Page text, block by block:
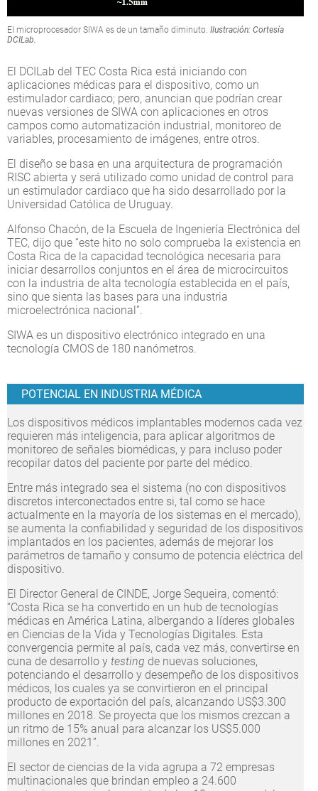
El microprocesador SIWA es de un tamaño diminuto. Ilustración: Cortesía
DCILab.
El DCILab del TEC Costa Rica está iniciando con
aplicaciones médicas para el dispositivo, como un
estimulador cardiaco; pero, anuncian que podrían crear
nuevas versiones de SIWA con aplicaciones en otros
campos como automatización industrial, monitoreo de
variables, procesamiento de imágenes, entre otros.
El diseño se basa en una arquitectura de programación
RISC abierta y será utilizado como unidad de control para
un estimulador cardiaco que ha sido desarrollado por la
Universidad Católica de Uruguay.
Alfonso Chacón, de la Escuela de Ingeniería Electrónica del
TEC, dijo que “este hito no solo comprueba la existencia en
Costa Rica de la capacidad tecnológica necesaria para
iniciar desarrollos conjuntos en el área de microcircuitos
con la industria de alta tecnología establecida en el país,
sino que sienta las bases para una industria
microelectrónica nacional”.
SIWA es un dispositivo electrónico integrado en una
tecnología CMOS de 180 nanómetros.
POTENCIAL EN INDUSTRIA MÉDICA
Los dispositivos médicos implantables modernos cada vez
requieren más inteligencia, para aplicar algoritmos de
monitoreo de señales biomédicas, y para incluso poder
recopilar datos del paciente por parte del médico.
Entre más integrado sea el sistema (no con dispositivos
discretos interconectados entre si, tal como se hace
actualmente en la mayoría de los sistemas en el mercado),
se aumenta la confiabilidad y seguridad de los dispositivos
implantados en los pacientes, además de mejorar los
parámetros de tamaño y consumo de potencia eléctrica del
dispositivo.
El Director General de CINDE, Jorge Sequeira, comentó:
“Costa Rica se ha convertido en un hub de tecnologías
médicas en América Latina, albergando a líderes globales
en Ciencias de la Vida y Tecnologías Digitales. Esta
convergencia permite al país, cada vez más, convertirse en
cuna de desarrollo y testing de nuevas soluciones,
potenciando el desarrollo y desempeño de los dispositivos
médicos, los cuales ya se convirtieron en el principal
producto de exportación del país, alcanzando US$3.300
millones en 2018. Se proyecta que los mismos crezcan a
un ritmo de 15% anual para alcanzar los US$5.000
millones en 2021”.
El sector de ciencias de la vida agrupa a 72 empresas
multinacionales que brindan empleo a 24.600